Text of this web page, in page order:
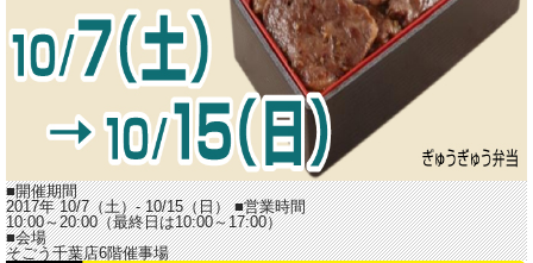
■開催期間
2017年 10/7（土）- 10/15（日）■営業時間
10:00～20:00（最終日は10:00～17:00）
■会場
そごう千葉店6階催事場